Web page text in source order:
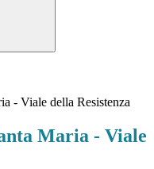
- Viale della Resistenza
Maria - Viale